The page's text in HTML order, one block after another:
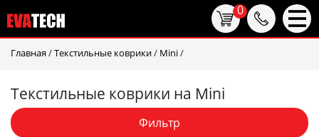
Главная /Текстильные коврики/ Mini/
Текстильные коврики на Mini
Фильтр
0